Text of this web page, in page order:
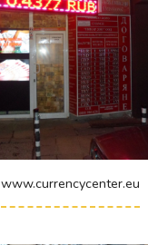
www.currencycenter.eu